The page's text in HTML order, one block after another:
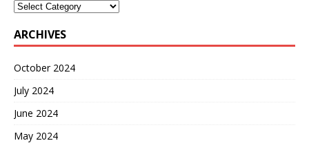
ARCHIVES
October 2024
July 2024
June 2024
May 2024